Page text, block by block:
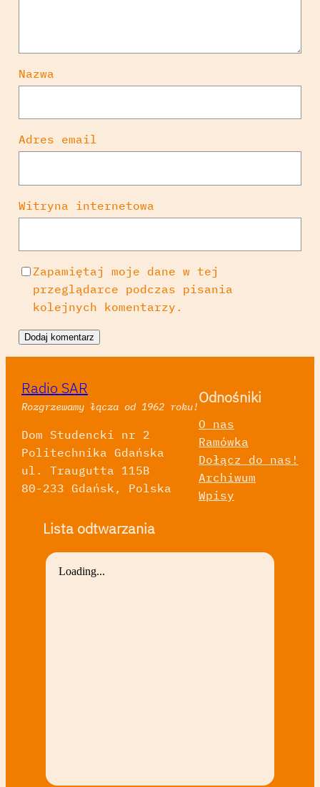
Nazwa
Adres email
Witryna internetowa
Zapamiętaj moje dane w tej
przeglądarce podczas pisania
kolejnych komentarzy.
Radio SAR
Rozgrzewamy łącza od 1962 roku!
Dom Studencki nr 2
Politechnika Gdańska
ul. Traugutta 115B
80-233 Gdańsk, Polska
Odnośniki
O nas
Ramówka
Dołącz do nas!
Archiwum
Wpisy
Lista odtwarzania